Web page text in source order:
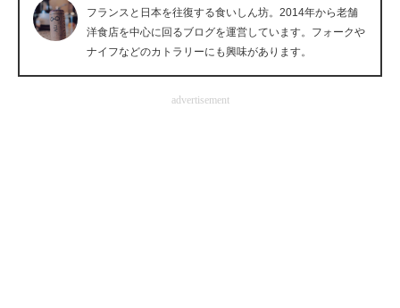
ビジネスと働き方のヒント
フランスと日本を往復する食いしん坊。2014年から老舗
洋食店を中心に回るブログを運営しています。フォークや
ナイフなどのカトラリーにも興味があります。
advertisement